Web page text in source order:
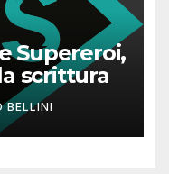
Supereroi,
scrittura
BELLINI